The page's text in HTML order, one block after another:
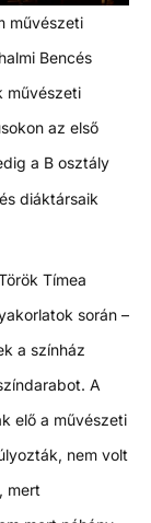
művészeti
Bencés
művészeti
az első
a B osztály
diáktársaik
Tímea
során –
a színház
A
elő a művészeti
nem volt
mert